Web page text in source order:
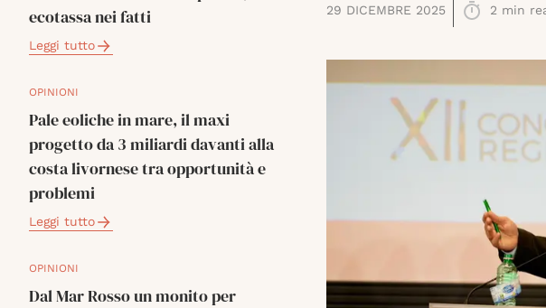
ecotassa nei fatti
Leggi tutto
OPINIONI
Pale eoliche in mare, il maxi
progetto da 3 miliardi davanti alla
costa livornese tra opportunità e
problemi
Leggi tutto
OPINIONI
Dal Mar Rosso un monito per
29 DICEMBRE 2025 2 min